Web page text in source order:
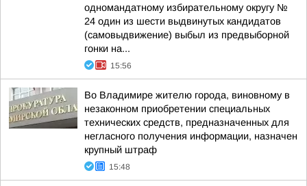
одномандатному избирательному округу №
24 один из шести выдвинутых кандидатов
(самовыдвижение) выбыл из предвыборной
гонки на...
15:56
Во Владимире жителю города, виновному в
незаконном приобретении специальных
технических средств, предназначенных для
негласного получения информации, назначен
крупный штраф
15:48